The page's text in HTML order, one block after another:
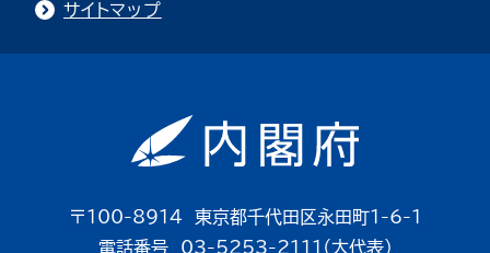
サイトマップ
〒100-8914 東京都千代田区永田町1-6-1
電話番号 03-5253-2111（大代表）